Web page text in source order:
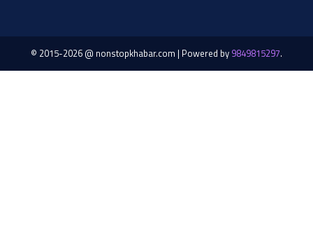
© 2015-2026 @ nonstopkhabar.com | Powered by 9849815297.